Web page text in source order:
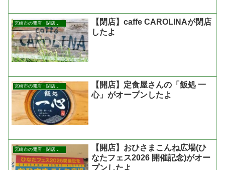
宮崎市の開店・閉店まとめ
【閉店】caffe CAROLINAが閉店
したよ
宮崎市の開店・閉店まとめ
【開店】定食屋さんの「飯処 一
心」がオープンしたよ
【開店】おひさまこんね広場(ひ
なたフェス2026 開催記念)がオー
プンしたよ